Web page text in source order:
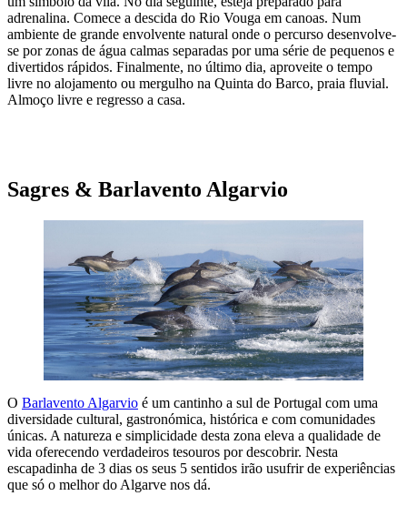
adrenalina. Comece a descida do Rio Vouga em canoas. Num
ambiente de grande envolvente natural onde o percurso desenvolve-
se por zonas de água calmas separadas por uma série de pequenos e
divertidos rápidos. Finalmente, no último dia, aproveite o tempo
livre no alojamento ou mergulho na Quinta do Barco, praia fluvial.
Almoço livre e regresso a casa.​
Sagres & Barlavento Algarvio
O Barlavento Algarvio é um cantinho a sul de Portugal com uma
diversidade cultural, gastronómica, histórica e com comunidades
únicas. A natureza e simplicidade desta zona eleva a qualidade de
vida oferecendo verdadeiros tesouros por descobrir. Nesta
escapadinha de 3 dias os seus 5 sentidos irão usufrir de experiências
que só o melhor do Algarve nos dá.